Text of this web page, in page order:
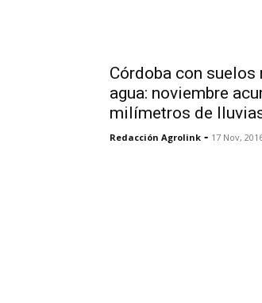
Córdoba con suelos
agua: noviembre
milímetros de
Redacción Agrolink - 17 Nov,